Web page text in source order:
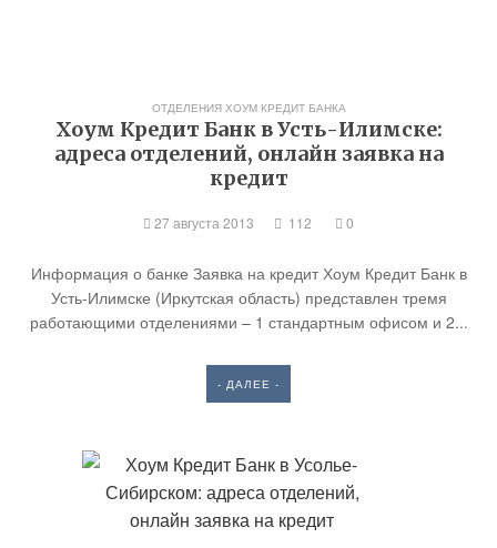
ОТДЕЛЕНИЯ ХОУМ КРЕДИТ БАНКА
Хоум Кредит Банк в Усть-Илимске:
адреса отделений, онлайн заявка на
кредит
27 августа 2013 112 0
Информация о банке Заявка на кредит Хоум Кредит Банк в
Усть-Илимске (Иркутская область) представлен тремя
работающими отделениями – 1 стандартным офисом и 2...
- ДАЛЕЕ -